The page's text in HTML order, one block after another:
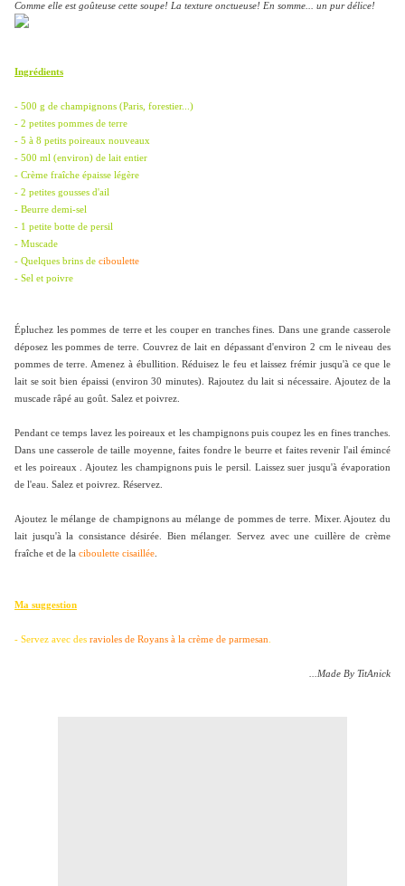
Comme elle est goûteuse cette soupe! La texture onctueuse! En somme... un pur délice!
Ingrédients
- 500 g de champignons (Paris, forestier...)
- 2 petites pommes de terre
- 5 à 8 petits poireaux nouveaux
- 500 ml (environ) de lait entier
- Crème fraîche épaisse légère
- 2 petites gousses d'ail
- Beurre demi-sel
- 1 petite botte de persil
- Muscade
- Quelques brins de ciboulette
- Sel et poivre
Épluchez les pommes de terre et les couper en tranches fines. Dans une grande casserole
déposez les pommes de terre. Couvrez de lait en dépassant d'environ 2 cm le niveau des
pommes de terre. Amenez à ébullition. Réduisez le feu et laissez frémir jusqu'à ce que le
lait se soit bien épaissi (environ 30 minutes). Rajoutez du lait si nécessaire. Ajoutez de la
muscade râpé au goût. Salez et poivrez.
Pendant ce temps lavez les poireaux et les champignons puis coupez les en fines tranches.
Dans une casserole de taille moyenne, faites fondre le beurre et faites revenir l'ail émincé
et les poireaux . Ajoutez les champignons puis le persil. Laissez suer jusqu'à évaporation
de l'eau. Salez et poivrez. Réservez.
Ajoutez le mélange de champignons au mélange de pommes de terre. Mixer. Ajoutez du
lait jusqu'à la consistance désirée. Bien mélanger. Servez avec une cuillère de crème
fraîche et de la ciboulette cisaillée
Ma suggestion
- Servez avec des ravioles de Royans à la crème de parmesan
...Made By TitAnick